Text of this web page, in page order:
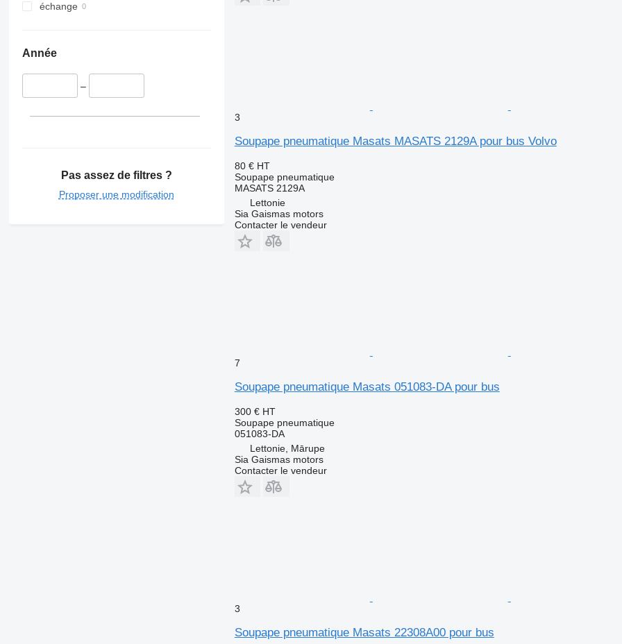
échange
Année
–
Pas assez de filtres ?
Proposer une modification
3
Soupape pneumatique Masats MASATS 2129A pour bus Volvo
80 € HT
Soupape pneumatique
MASATS 2129A
Lettonie
Sia Gaismas motors
Contacter le vendeur
7
Soupape pneumatique Masats 051083-DA pour bus
300 € HT
Soupape pneumatique
051083-DA
Lettonie, Mārupe
Sia Gaismas motors
Contacter le vendeur
3
Soupape pneumatique Masats 22308A00 pour bus